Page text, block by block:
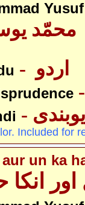
محمّد
Included for
un ka
انکا حل -